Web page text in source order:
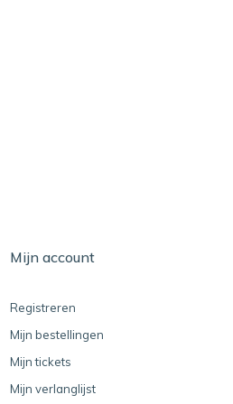
Mijn account
Registreren
Mijn bestellingen
Mijn tickets
Mijn verlanglijst